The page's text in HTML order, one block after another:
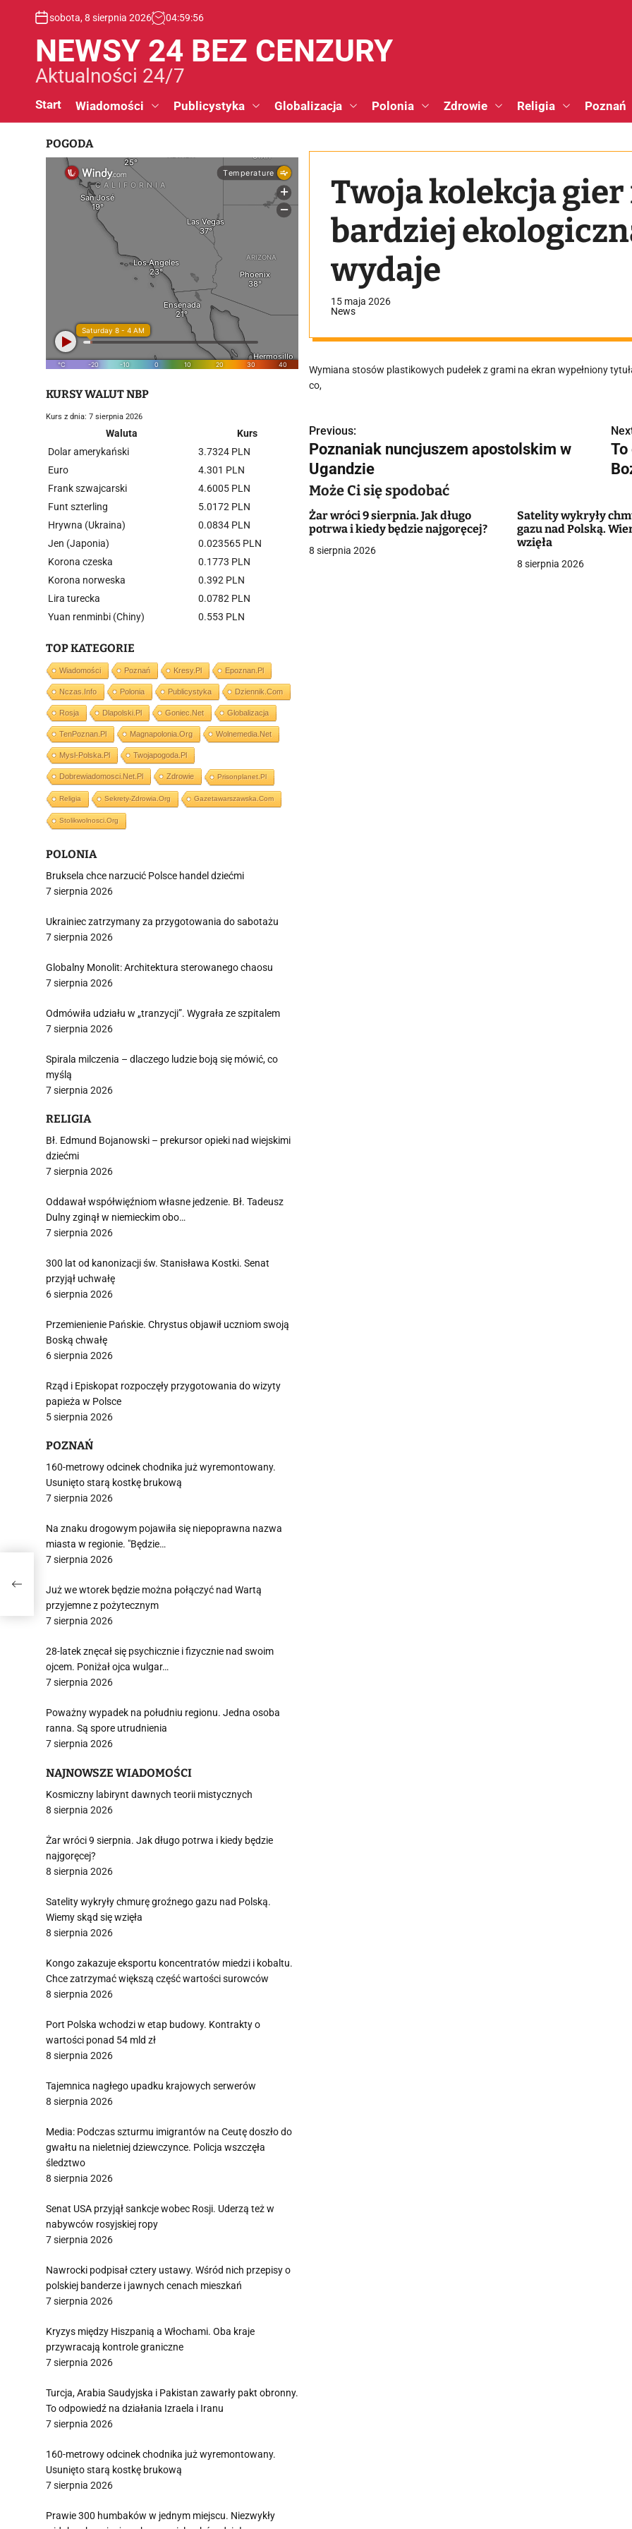
sobota, 8 sierpnia 2026 04:59:56
NEWSY 24 BEZ CENZURY
Aktualności 24/7
Start Wiadomości Publicystyka Globalizacja Polonia Zdrowie Religia Poznań
Twoja kolekcja gier
bardziej
wydaje
15 maja 2026
News
Wymiana stosów plastikowych pudełek z grami na ekran wypełniony
co,
N
a
w
i
g
Previous:
Poznaniak nuncjuszem apostolskim w
Ugandzie
To
Może Ci się spodobać
Żar wróci 9 sierpnia. Jak długo
potrwa i kiedy będzie najgoręcej?
8 sierpnia 2026
Satelity wykryły
gazu nad Polską.
wzięła
8 sierpnia 2026
POGODA
KURSY WALUT NBP
Kurs z dnia: 7 sierpnia 2026
Waluta
Kurs
Dolar amerykański
3.7324 PLN
Euro
4.301 PLN
Frank szwajcarski
4.6005 PLN
Funt szterling
5.0172 PLN
Hrywna (Ukraina)
0.0834 PLN
Jen (Japonia)
0.023565 PLN
Korona czeska
0.1773 PLN
Korona norweska
0.392 PLN
Lira turecka
0.0782 PLN
Yuan renminbi (Chiny)
0.553 PLN
TOP KATEGORIE
Wiadomości Poznań Kresy.pl Epoznan.pl
Nczas.info Polonia Publicystyka Dziennik.com
Rosja Dlapolski.pl Goniec.net Globalizacja
TenPoznan.pl Magnapolonia.org Wolnemedia.net
Mysl-Polska.pl Twojapogoda.pl
Dobrewiadomosci.net.pl Zdrowie Prisonplanet.pl
Religia Sekrety-Zdrowia.org Gazetawarszawska.com
Stolikwolnosci.org
POLONIA
Bruksela chce narzucić Polsce handel dziećmi
7 sierpnia 2026
Ukrainiec zatrzymany za przygotowania do sabotażu
7 sierpnia 2026
Globalny Monolit: Architektura sterowanego chaosu
7 sierpnia 2026
Odmówiła udziału w „tranzycji”. Wygrała ze szpitalem
7 sierpnia 2026
Spirala milczenia – dlaczego ludzie boją się mówić, co
myślą
7 sierpnia 2026
RELIGIA
Bł. Edmund Bojanowski – prekursor opieki nad wiejskimi
dziećmi
7 sierpnia 2026
Oddawał współwięźniom własne jedzenie. Bł. Tadeusz
Dulny zginął w niemieckim obo…
7 sierpnia 2026
300 lat od kanonizacji św. Stanisława Kostki. Senat
przyjął uchwałę
6 sierpnia 2026
Przemienienie Pańskie. Chrystus objawił uczniom swoją
Boską chwałę
6 sierpnia 2026
Rząd i Episkopat rozpoczęły przygotowania do wizyty
papieża w Polsce
5 sierpnia 2026
POZNAŃ
160-metrowy odcinek chodnika już wyremontowany.
Usunięto starą kostkę brukową
7 sierpnia 2026
Na znaku drogowym pojawiła się niepoprawna nazwa
miasta w regionie. "Będzie…
7 sierpnia 2026
Już we wtorek będzie można połączyć nad Wartą
przyjemne z pożytecznym
7 sierpnia 2026
28-latek znęcał się psychicznie i fizycznie nad swoim
ojcem. Poniżał ojca wulgar…
7 sierpnia 2026
Poważny wypadek na południu regionu. Jedna osoba
ranna. Są spore utrudnienia
7 sierpnia 2026
NAJNOWSZE WIADOMOŚCI
Kosmiczny labirynt dawnych teorii mistycznych
8 sierpnia 2026
Żar wróci 9 sierpnia. Jak długo potrwa i kiedy będzie
najgoręcej?
8 sierpnia 2026
Satelity wykryły chmurę groźnego gazu nad Polską.
Wiemy skąd się wzięła
8 sierpnia 2026
Kongo zakazuje eksportu koncentratów miedzi i kobaltu.
Chce zatrzymać większą część wartości surowców
8 sierpnia 2026
Port Polska wchodzi w etap budowy. Kontrakty o
wartości ponad 54 mld zł
8 sierpnia 2026
Tajemnica nagłego upadku krajowych serwerów
8 sierpnia 2026
Media: Podczas szturmu imigrantów na Ceutę doszło do
gwałtu na nieletniej dziewczynce. Policja wszczęła
śledztwo
8 sierpnia 2026
Senat USA przyjął sankcje wobec Rosji. Uderzą też w
nabywców rosyjskiej ropy
7 sierpnia 2026
Nawrocki podpisał cztery ustawy. Wśród nich przepisy o
polskiej banderze i jawnych cenach mieszkań
7 sierpnia 2026
Kryzys między Hiszpanią a Włochami. Oba kraje
przywracają kontrole graniczne
7 sierpnia 2026
Turcja, Arabia Saudyjska i Pakistan zawarły pakt obronny.
To odpowiedź na działania Izraela i Iranu
7 sierpnia 2026
160-metrowy odcinek chodnika już wyremontowany.
Usunięto starą kostkę brukową
7 sierpnia 2026
Prawie 300 humbaków w jednym miejscu. Niezwykły